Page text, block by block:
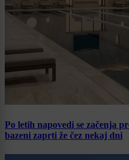
Po letih napovedi se začenja
bazeni zaprti že čez nekaj dni